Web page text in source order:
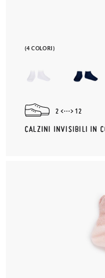
(4 COLORI)
2 12
CALZINI INVISIBILI IN